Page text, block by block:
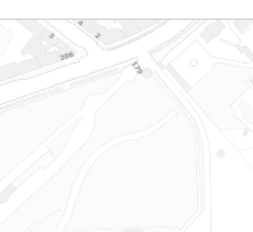
paramentos, con ligeros retranqueos, las
planas, los amplios vanos, los motivos
o los remates de los torreones, alineados
modernismo europeo y, más
obra de Josef Hoffmann, veinte años
rehabilitación, bajo criterios sumamente